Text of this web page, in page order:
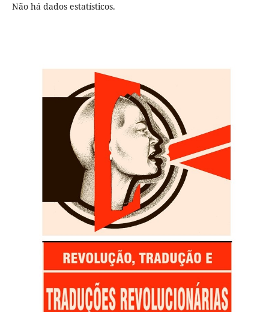
Não há dados estatísticos.